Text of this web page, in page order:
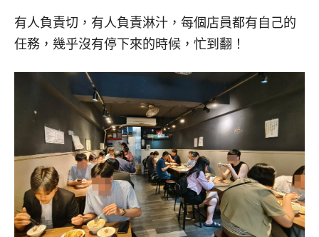
有人負責切，有人負責淋汁，每個店員都有自己的
任務，幾乎沒有停下來的時候，忙到翻！